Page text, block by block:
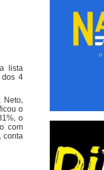
lista
dos 4
Neto,
o
o
com
conta